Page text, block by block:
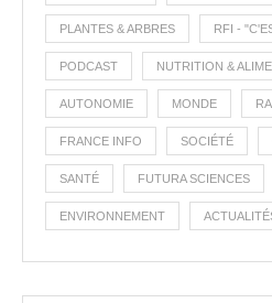
PLANTES & ARBRES RFI -
PODCAST NUTRITION &
AUTONOMIE MONDE
FRANCE INFO SOCIÉTÉ
SANTÉ FUTURA SCIENCES
ENVIRONNEMENT